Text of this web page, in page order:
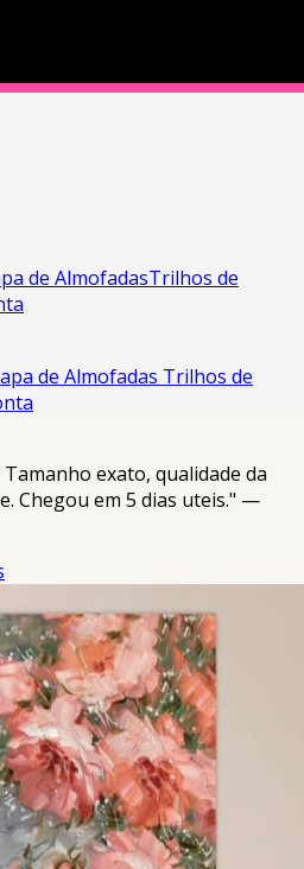
de AlmofadasTrilhos de
de Almofadas Trilhos de
exato, qualidade da
Chegou em 5 dias uteis." —